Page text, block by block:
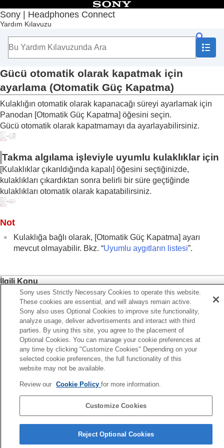
Sony | Headphones Connect
Yardım Kılavuzu
İçindekiler
Başlangıç Sayfası
Başlarken
Kullanım
“Sony | Headphones Connect” Panosu Hakkında
[Durum] sekmesinde görüntülenen işlevler
[Ses] sekmesinde görüntülenen işlevler
[Sistem] sekmesinde görüntülenen işlevler
Çok noktalı bir bağlantıyı etkinleştirme (Aynı
anda 2 cihaza bağlanın)
Sesli Yardımcı ayarının değiştirilmesi
Amazon Alexa
’yı sesinizle etkinleştirmenin
Yardımcı'yı Sesinizle Etkinleştirin
Ses düzeyinin ortam seslerine göre otomatik
olarak ayarlanması (Uyarlanabilir Ses Düzeyi
Kontrolü)
Düğmenin veya dokunmatik sensörün işlevini
değiştirilmesi
Dokunmatik sensör kontrol panelini ayarlama
değiştirme
BLUETOOTHbağlantısı ( LE Audio) öncelik
ayarının (LE Audio Bağlantı Kalitesi)
değiştirilmesi
Kulaklıkların yukarı aşağı-aşağı yukarı ve
sağdan sola-soldan sağa kafa hareketleri ile
kontrolünü etkinleştirme (Kafa Hareketi)
Kulaklık için birLE Audiobağlantısının
ayarlanması
En uygun kulak içi kulaklık ucu boyutunuzun
belirlenmesi
Gücü otomatik olarak kapatmak için
ayarlama (Otomatik Güç Kapatma)
Kulaklıklar çıkarıldığında müzik çalmayı
duraklatma (Kulaklıklar çıkarıldığında
Gücü otomatik olarak kapatmak için
ayarlama (Otomatik Güç Kapatma)
Kulaklığın otomatik olarak kapanacağı süreyi ayarlamak için
Panodan [Otomatik Güç Kapatma] öğesini seçin.
Gücü otomatik olarak kapatmamayı da ayarlayabilirsiniz.
Takma algılama işleviyle uyumlu kulaklıklar için
[Kulaklıklar çıkarıldığında kapalı] öğesini seçtiğinizde,
kulaklıkları çıkardıktan sonra belirli bir süre geçtiğinde
kulaklıkları otomatik olarak kapatabilirsiniz.
Not
Kulaklığa bağlı olarak, [Otomatik Güç Kapatma] ayarı
mevcut olmayabilir. Bkz. “Uyumlu aygıtların listesi”.
İlgili Konu
Uyumlu aygıtların listesi
Önceki
uygun kulak içi kulaklık ucu boyutunuzun belirlenmesi
çıkarıldığında müzik çalmayı duraklatma
çıkarıldığında
Dil Seçimi Sayfası
4-730-255-16(1)
Sony uses Strictly Necessary Cookies to operate this website.
These cookies are essential, and will always remain active.
Sony also uses Optional Cookies to improve site functionality,
analyze usage, deliver advertisements and interact with third
parties. By using this site, you agree to the placement of
Optional Cookies. You can manage your cookie preferences at
any time by clicking "Customize Cookies" Depending on your
selected cookie preferences, the full functionality of this
website may not be available.
Review our Cookie Policyfor more information.
Customize Cookies
Reject Optional Cookies